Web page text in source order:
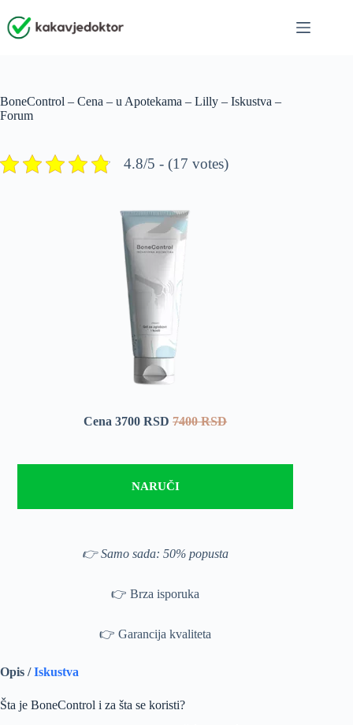
to
content
BoneControl – Cena – u Apotekama – Lilly – Iskustva –
Forum
4.8/5 - (17 votes)
Cena 3700 RSD7400 RSD
NARUČI
👉 Samo sada: 50% popusta
👉 Brza isporuka
👉 Garancija kvaliteta
Opis /Iskustva
Šta je BoneControl i za šta se koristi?